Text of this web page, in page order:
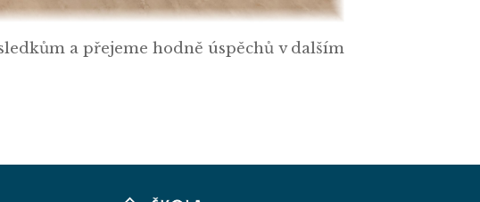
a přejeme hodně úspěchů v dalším